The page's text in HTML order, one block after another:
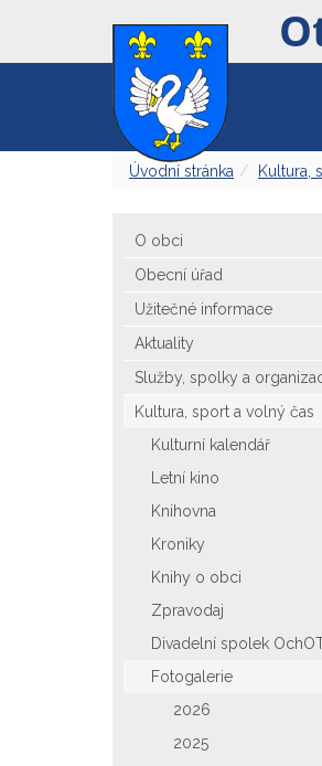
Úvodní stránka Kultura,
O obci
Obecní úřad
Užitečné informace
Aktuality
Služby, spolky a
Kultura, sport a volný čas
Kulturní kalendář
Letní kino
Knihovna
Kroniky
Knihy o obci
Zpravodaj
Divadelní spolek
Fotogalerie
2026
2025